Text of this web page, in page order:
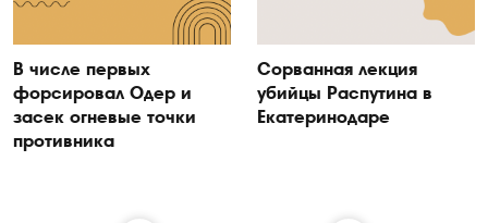
В числе первых
форсировал Одер и
засек огневые точки
противника
Сорванная лекция
убийцы Распутина в
Екатеринодаре